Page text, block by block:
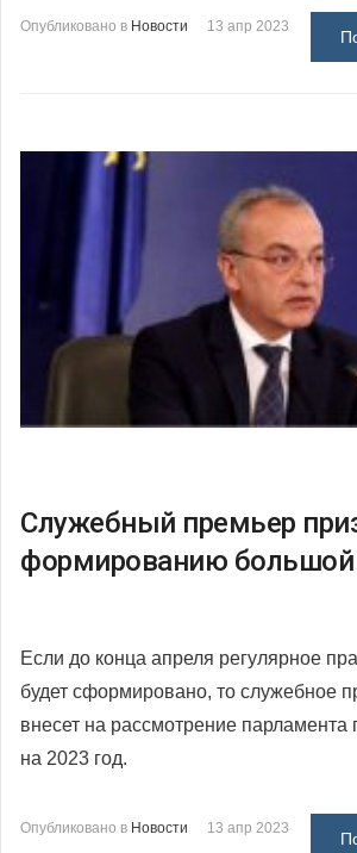
Опубликовано в Новости 13 апр 2023
Служебный премьер
формированию большой
Если до конца апреля регулярное
будет сформировано, то служебное
внесет на рассмотрение парламента
на 2023 год.
Опубликовано в Новости 13 апр 2023